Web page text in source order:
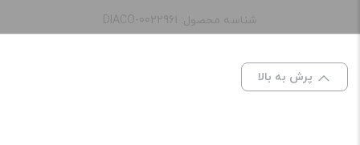
“کارتریج دوریک آی تو او ووپوو | Cartridge ITO Doric
نشانی ایمیل شما منتشر نخواهد شد.
علامت‌گذاری شده‌اند
شناسه محصول: DIACO-0022961
پرش به بالا